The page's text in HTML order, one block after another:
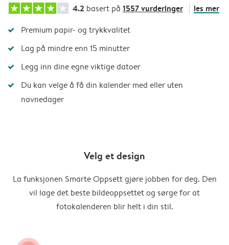
4.2 basert på 1557 vurderinger les mer
Premium papir- og trykkvalitet
Lag på mindre enn 15 minutter
Legg inn dine egne viktige datoer
Du kan velge å få din kalender med eller uten
navnedager
Velg et design
La funksjonen Smarte Oppsett gjøre jobben for deg. Den
vil lage det beste bildeoppsettet og sørge for at
fotokalenderen blir helt i din stil.